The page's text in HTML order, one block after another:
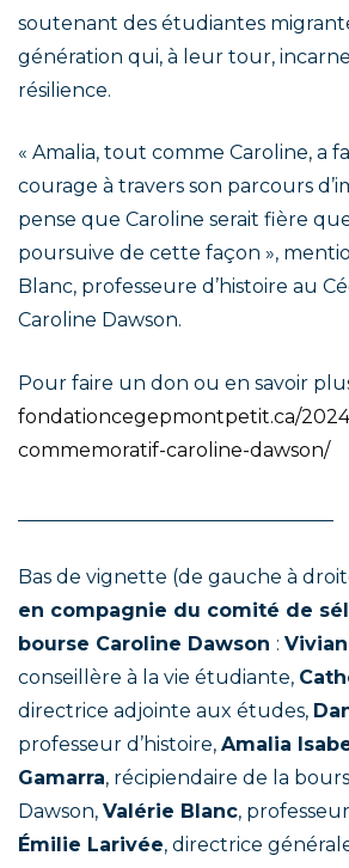
soutenant des étudiantes
génération qui, à leur tour,
résilience.
« Amalia, tout comme Caroline, a
courage à travers son parcours
pense que Caroline serait fière
poursuive de cette façon »,
Blanc, professeure d’histoire au
Caroline Dawson.
Pour faire un don ou en savoir
fondationcegepmontpetit.ca/
commemoratif-caroline-dawson/
Bas de vignette (de gauche à
en compagnie du comité de
bourse Caroline Dawson :
conseillère à la vie étudiante,
directrice adjointe aux études,
professeur d’histoire,Amalia
Gamarra, récipiendaire de la
Dawson,Valérie Blanc,
Émilie Larivée, directrice